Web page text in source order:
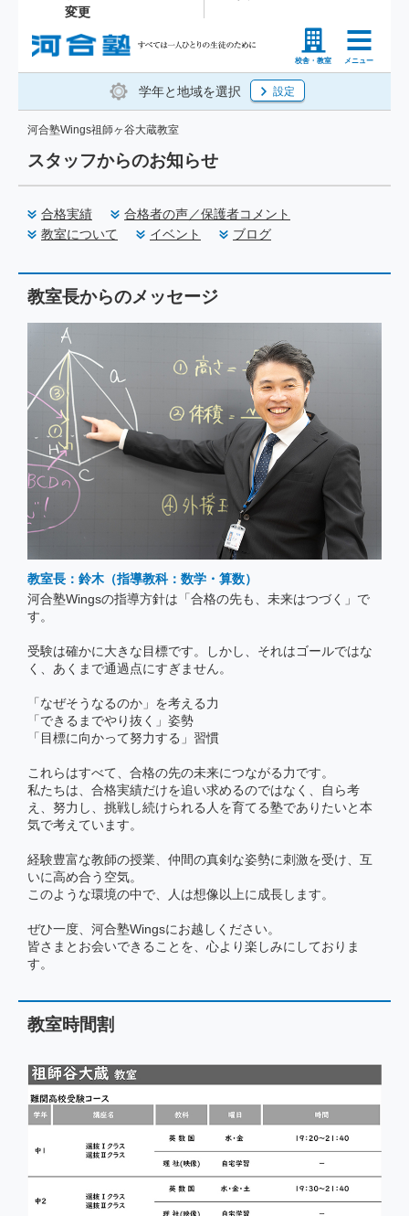
校舎・教室 メニュー
変更
塾生の方 高等学校の先生
学年と地域を選択 設定
スタッフからのお知らせ
河合塾Wings祖師ヶ谷大蔵教室
合格実績
合格者の声／保護者コメント
教室について
イベント ブログ
教室長からのメッセージ
教室長：鈴木（指導教科：数学・算数）
河合塾Wingsの指導方針は「合格の先も、未来はつづく」で
す。
受験は確かに大きな目標です。しかし、それはゴールではな
く、あくまで通過点にすぎません。
「なぜそうなるのか」を考える力
「できるまでやり抜く」姿勢
「目標に向かって努力する」習慣
これらはすべて、合格の先の未来につながる力です。
私たちは、合格実績だけを追い求めるのではなく、自ら考
え、努力し、挑戦し続けられる人を育てる塾でありたいと本
気で考えています。
経験豊富な教師の授業、仲間の真剣な姿勢に刺激を受け、互
いに高め合う空気。
このような環境の中で、人は想像以上に成長します。
ぜひ一度、河合塾Wingsにお越しください。
皆さまとお会いできることを、心より楽しみにしておりま
す。
教室時間割